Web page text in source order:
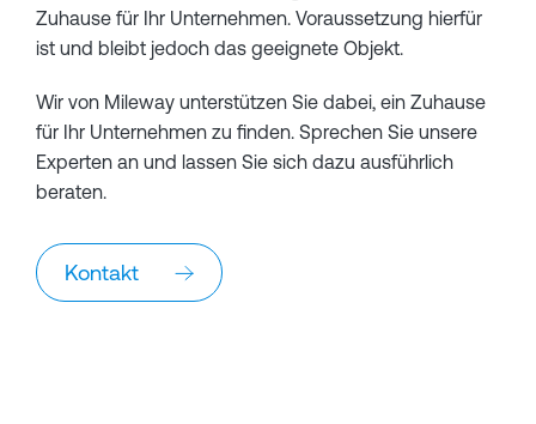
Zuhause für Ihr Unternehmen. Voraussetzung hierfür
ist und bleibt jedoch das geeignete Objekt.
Wir von Mileway unterstützen Sie dabei, ein Zuhause
für Ihr Unternehmen zu finden. Sprechen Sie unsere
Experten an und lassen Sie sich dazu ausführlich
beraten.
Kontakt